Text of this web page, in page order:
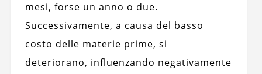
mesi, forse un anno o due.
Successivamente, a causa del basso
costo delle materie prime, si
deteriorano, influenzando negativamente